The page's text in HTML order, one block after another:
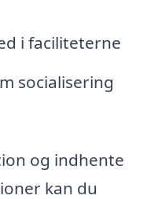
i faciliteterne
socialisering
og indhente
kan du